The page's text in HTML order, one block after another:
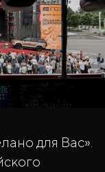
для Вас».